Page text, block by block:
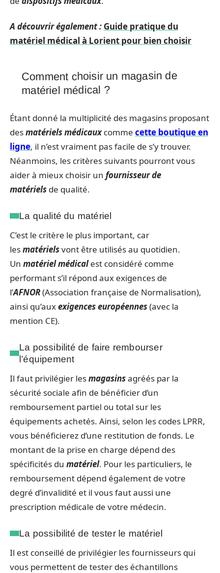
A découvrir également : Guide pratique du
matériel médical à Lorient pour bien choisir
Comment choisir un magasin de
matériel médical ?
Étant donné la multiplicité des magasins proposant
desmatériels médicauxcomme cette boutique en
ligne, il n’est vraiment pas facile de s’y trouver.
Néanmoins, les critères suivants pourront vous
aider à mieux choisir un fournisseur de
matériels de qualité.
La qualité du matériel
C’est le critère le plus important, car
lesmatérielsvont être utilisés au quotidien.
Un matériel médicalest considéré comme
performant s’il répond aux exigences de
l’AFNOR(Association française de Normalisation),
ainsi qu’auxexigences européennes(avec la
mention CE).
La possibilité de faire rembourser
l’équipement
Il faut privilégier lesmagasinsagréés par la
sécurité sociale afin de bénéficier d’un
remboursement partiel ou total sur les
équipements achetés. Ainsi, selon les codes LPRR,
vous bénéficierez d’une restitution de fonds. Le
montant de la prise en charge dépend des
spécificités du matériel. Pour les particuliers, le
remboursement dépend également de votre
degré d’invalidité et il vous faut aussi une
prescription médicale de votre médecin.
La possibilité de tester le matériel
Il est conseillé de privilégier les fournisseurs qui
vous permettent de tester des échantillons